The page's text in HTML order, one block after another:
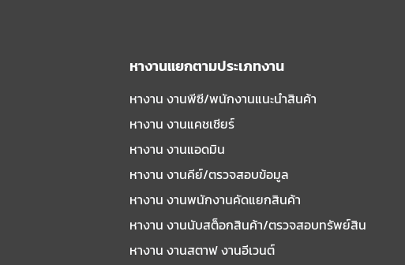
หางานแยกตามประเภทงาน
หางาน งานพีซี/พนักงานแนะนําสินค้า
หางาน งานแคชเชียร์
หางาน งานแอดมิน
หางาน งานคีย์/ตรวจสอบข้อมูล
หางาน งานพนักงานคัดแยกสินค้า
หางาน งานนับสต็อกสินค้า/ตรวจสอบทรัพย์สิน
หางาน งานสตาฟ งานอีเวนต์